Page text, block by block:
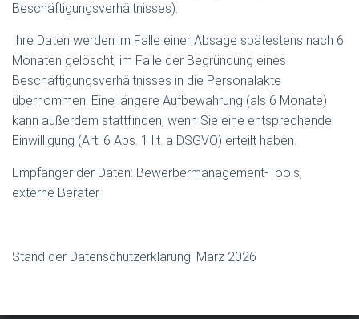
Beschäftigungsverhältnisses).
Ihre Daten werden im Falle einer Absage spätestens nach 6
Monaten gelöscht, im Falle der Begründung eines
Beschäftigungsverhältnisses in die Personalakte
übernommen. Eine längere Aufbewahrung (als 6 Monate)
kann außerdem stattfinden, wenn Sie eine entsprechende
Einwilligung (Art. 6 Abs. 1 lit. a DSGVO) erteilt haben.
Empfänger der Daten: Bewerbermanagement-Tools,
externe Berater
Stand der Datenschutzerklärung: März 2026